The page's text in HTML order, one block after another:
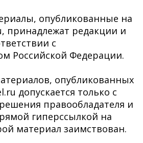
опубликованные на
принадлежат редакции и
с
Российской Федерации.
опубликованных
допускается только с
правообладателя и
гиперссылкой на
материал заимствован.